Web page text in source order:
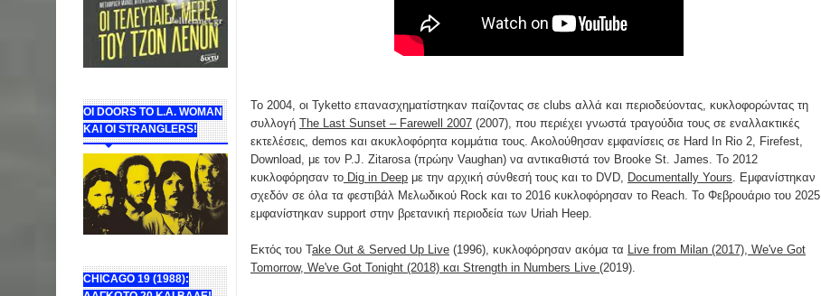
ΟΙ DOORS ΤΟ L.A. WOMAN
KAI OI STRANGLERS!
CHICAGO 19 (1988):
To 2004, οι Tyketto επανασχηματίστηκαν παίζοντας σε clubs αλλά και περιοδεύοντας, κυκλοφορώντας τη
συλλογή The Last Sunset – Farewell 2007 (2007), που περιέχει γνωστά τραγούδια τους σε εναλλακτικές
εκτελέσεις, demos και ακυκλοφόρητα κομμάτια τους. Ακολούθησαν εμφανίσεις σε Hard In Rio 2, Firefest,
Download, με τον P.J. Zitarosa (πρώην Vaughan) να αντικαθιστά τον Brooke St. James. To 2012
κυκλοφόρησαν το Dig in Deep με την αρχική σύνθεσή τους και το DVD, Documentally Yours. Εμφανίστηκαν
σχεδόν σε όλα τα φεστιβάλ Μελωδικού Rock και το 2016 κυκλοφόρησαν το Reach. To Φεβρουάριο του 2025
εμφανίστηκαν support στην βρετανική περιοδεία των Uriah Heep.
Εκτός του Take Out & Served Up Live (1996), κυκλοφόρησαν ακόμα τα Live from Milan (2017), We've Got
Tomorrow, We've Got Tonight (2018) και Strength in Numbers Live (2019).